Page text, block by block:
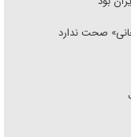
صحت ندارد